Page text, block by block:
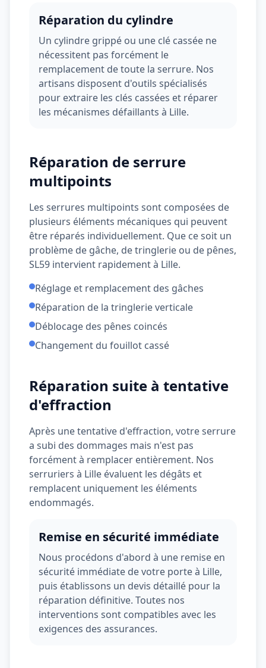
Réparation du cylindre
Un cylindre grippé ou une clé cassée ne
nécessitent pas forcément le
remplacement de toute la serrure. Nos
artisans disposent d'outils spécialisés
pour extraire les clés cassées et réparer
les mécanismes défaillants à Lille.
Réparation de serrure
multipoints
Les serrures multipoints sont composées de
plusieurs éléments mécaniques qui peuvent
être réparés individuellement. Que ce soit un
problème de gâche, de tringlerie ou de pênes,
SL59 intervient rapidement à Lille.
Réglage et remplacement des gâches
Réparation de la tringlerie verticale
Déblocage des pênes coincés
Changement du fouillot cassé
Réparation suite à tentative
d'effraction
Après une tentative d'effraction, votre serrure
a subi des dommages mais n'est pas
forcément à remplacer entièrement. Nos
serruriers à Lille évaluent les dégâts et
remplacent uniquement les éléments
endommagés.
Remise en sécurité immédiate
Nous procédons d'abord à une remise en
sécurité immédiate de votre porte à Lille,
puis établissons un devis détaillé pour la
réparation définitive. Toutes nos
interventions sont compatibles avec les
exigences des assurances.